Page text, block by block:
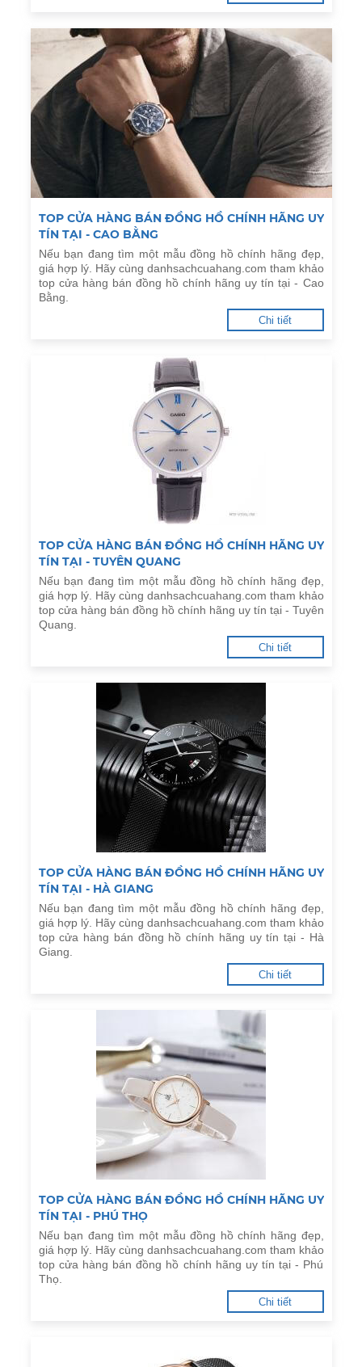
TOP CỬA HÀNG BÁN ĐỒNG HỒ CHÍNH HÃNG UY
TÍN TẠI - CAO BẰNG
Nếu bạn đang tìm một mẫu đồng hồ chính hãng đẹp,
giá hợp lý. Hãy cùng danhsachcuahang.com tham khảo
top cửa hàng bán đồng hồ chính hãng uy tín tại - Cao
Bằng.
Chi tiết
TOP CỬA HÀNG BÁN ĐỒNG HỒ CHÍNH HÃNG UY
TÍN TẠI - TUYÊN QUANG
Nếu bạn đang tìm một mẫu đồng hồ chính hãng đẹp,
giá hợp lý. Hãy cùng danhsachcuahang.com tham khảo
top cửa hàng bán đồng hồ chính hãng uy tín tại - Tuyên
Quang.
Chi tiết
TOP CỬA HÀNG BÁN ĐỒNG HỒ CHÍNH HÃNG UY
TÍN TẠI - HÀ GIANG
Nếu bạn đang tìm một mẫu đồng hồ chính hãng đẹp,
giá hợp lý. Hãy cùng danhsachcuahang.com tham khảo
top cửa hàng bán đồng hồ chính hãng uy tín tại - Hà
Giang.
Chi tiết
TOP CỬA HÀNG BÁN ĐỒNG HỒ CHÍNH HÃNG UY
TÍN TẠI - PHÚ THỌ
Nếu bạn đang tìm một mẫu đồng hồ chính hãng đẹp,
giá hợp lý. Hãy cùng danhsachcuahang.com tham khảo
top cửa hàng bán đồng hồ chính hãng uy tín tại - Phú
Thọ.
Chi tiết